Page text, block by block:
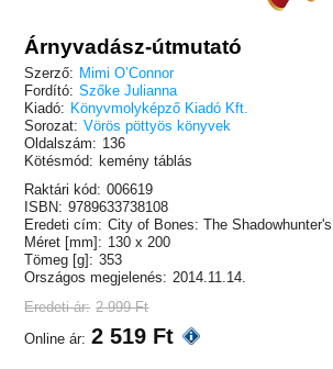
Árnyvadász-útmutató
Szerző: Mimi O’Connor
Fordító: Szőke Julianna
Kiadó: Könyvmolyképző Kiadó Kft.
Sorozat: Vörös pöttyös könyvek
Oldalszám: 136
Kötésmód: kemény táblás
Raktári kód: 006619
ISBN: 9789633738108
Eredeti cím: City of Bones: The
Méret [mm]: 130 x 200
Tömeg [g]: 353
Országos megjelenés: 2014.11.14.
Eredeti ár: 2 999 Ft
Online ár: 2 519 Ft